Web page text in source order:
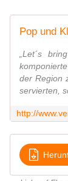
„Let´s
der Region
servierten,